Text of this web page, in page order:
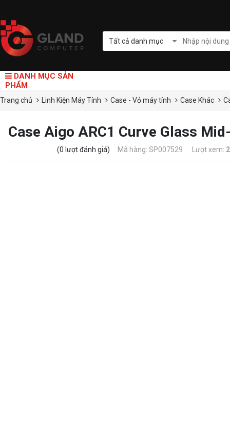
Tất cả danh mục
DANH MỤC SẢN
PHẨM
Trang chủ Linh Kiện Máy Tính Case - Vỏ máy tính Case Khác
Case Aigo ARC1 Curve Glass
(0 lượt đánh giá) Mã hàng: SP007529 Lượt xem: